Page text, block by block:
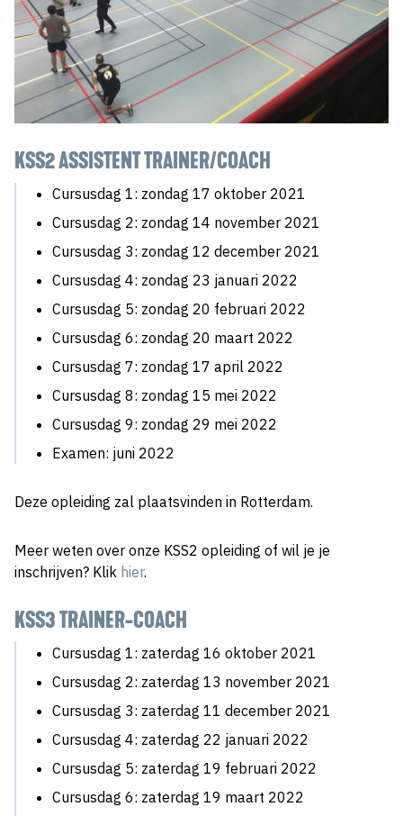
KSS2 ASSISTENT TRAINER/COACH
Cursusdag 1: zondag 17 oktober 2021
Cursusdag 2: zondag 14 november 2021
Cursusdag 3: zondag 12 december 2021
Cursusdag 4: zondag 23 januari 2022
Cursusdag 5: zondag 20 februari 2022
Cursusdag 6: zondag 20 maart 2022
Cursusdag 7: zondag 17 april 2022
Cursusdag 8: zondag 15 mei 2022
Cursusdag 9: zondag 29 mei 2022
Examen: juni 2022
Deze opleiding zal plaatsvinden in Rotterdam.
Meer weten over onze KSS2 opleiding of wil je je
inschrijven? Klik hier.
KSS3 TRAINER-COACH
Cursusdag 1: zaterdag 16 oktober 2021
Cursusdag 2: zaterdag 13 november 2021
Cursusdag 3: zaterdag 11 december 2021
Cursusdag 4: zaterdag 22 januari 2022
Cursusdag 5: zaterdag 19 februari 2022
Cursusdag 6: zaterdag 19 maart 2022